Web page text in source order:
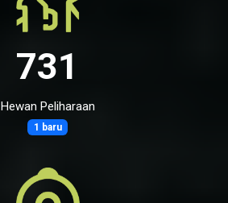
731
Hewan Peliharaan
1 baru